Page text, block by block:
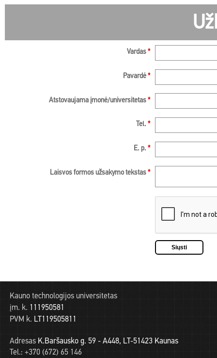
Vardas *
Pavardė *
Atstovaujama įmonė/universitetas *
Tel. *
E. p. *
Laisvos formos užsakymo tekstas *
Kauno technologijos universitetas
įm. k. 111950581
PVM k. LT119505811
Adresas K.Baršausko g. 59 - A448, LT-51423 Kaunas
Tel.: +370 (672) 65 146